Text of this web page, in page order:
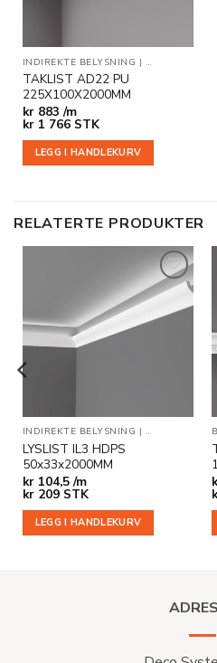
INDIREKTE BELYSNING | TAKLISTER
TAKLIST AD22 PU
225X100X2000MM
kr883 /m
kr1 766 STK
LEGG I HANDLEKURV
RELATERTE PRODUKTER
Legg til
i
INDIREKTE BELYSNING | TAKLISTER
LYSLIST IL3 HDPS
50x33x2000MM
kr104,5 /m
kr209 STK
LEGG I HANDLEKURV